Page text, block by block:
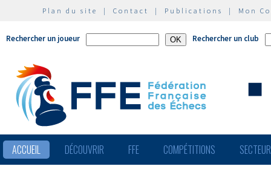
Plan du site | Contact | Publications | Mon
Rechercher un joueur Rechercher un club
ACCUEIL DÉCOUVRIR FFE COMPÉTITIONS